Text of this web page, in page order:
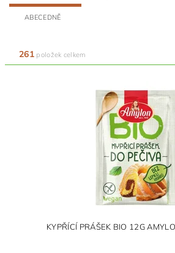
ABECEDNĚ
261položek celkem
KYPŘÍCÍ PRÁŠEK BIO 12G